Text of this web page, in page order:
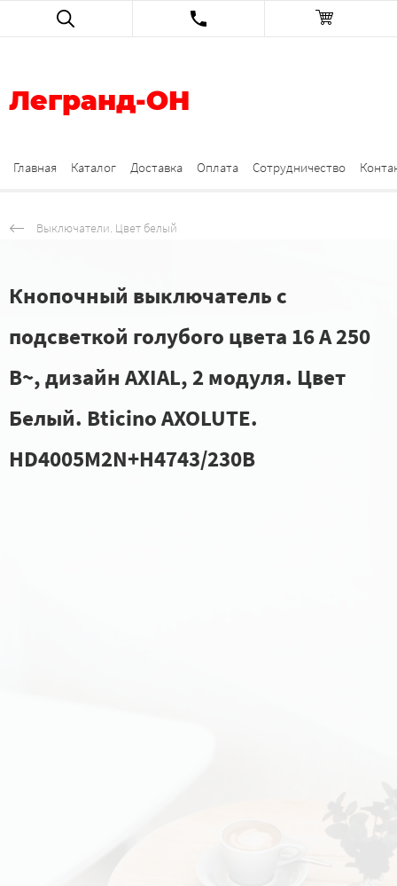
Легранд-ОН
Главная Каталог Доставка Оплата Сотрудничество
Выключатели. Цвет белый
Кнопочный выключатель с
подсветкой голубого цвета 16 А 250
В~, дизайн AXIAL, 2 модуля. Цвет
Белый. Bticino AXOLUTE.
HD4005M2N+H4743/230B